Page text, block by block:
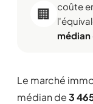
🏢
coûte
médian
Le marché
médian de3